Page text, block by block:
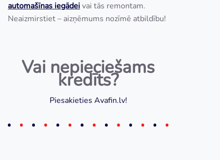
automašīnas iegādeivai tās remontam.
Neaizmirstiet – aizņēmums nozīmē atbildību!
Vai nepieciešams
kredīts?
Piesakieties Avafin.lv!